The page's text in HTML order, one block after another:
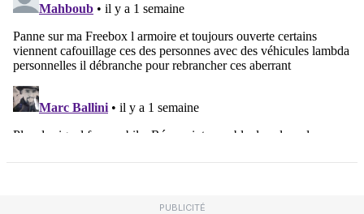
PUBLICITÉ